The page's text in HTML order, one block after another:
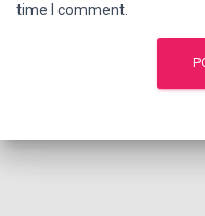
time I comment.